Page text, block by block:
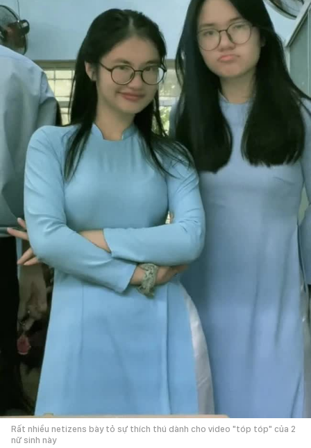
Rất nhiều netizens bày tỏ sự thích thú dành cho video "tóp tóp" của 2
nữ sinh này